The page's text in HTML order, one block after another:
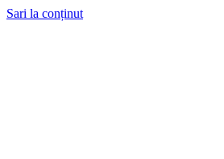
Sari la conținut